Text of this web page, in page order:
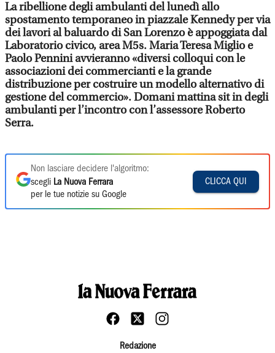
La ribellione degli ambulanti del lunedì allo
spostamento temporaneo in piazzale Kennedy per via
dei lavori al baluardo di San Lorenzo è appoggiata dal
Laboratorio civico, area M5s. Maria Teresa Miglio e
Paolo Pennini avvieranno «diversi colloqui con le
associazioni dei commercianti e la grande
distribuzione per costruire un modello alternativo di
gestione del commercio». Domani mattina sit in degli
ambulanti per l’incontro con l’assessore Roberto
Serra.
Non lasciare decidere l'algoritmo:
scegli La Nuova Ferrara
per le tue notizie su Google
CLICCA QUI
Redazione